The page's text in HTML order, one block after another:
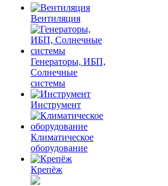
Вентиляция
Генераторы, ИБП,
Солнечные
системы
Инструмент
Климатическое
оборудование
Крепёж